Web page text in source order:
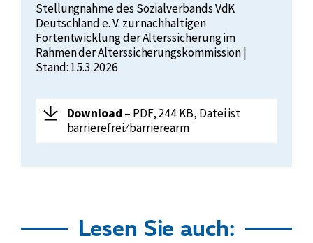
Stellungnahme des Sozialverbands VdK
Deutschland e. V. zur nachhaltigen
Fortentwicklung der Alterssicherung im
Rahmen der Alterssicherungskommission |
Stand: 15.3.2026
Herunterladen:
Download Stellungnahme
zur
Alterssicherungskommission
– PDF, 244 KB, Datei ist
barrierefrei ⁄ barrierearm
Lesen Sie auch: